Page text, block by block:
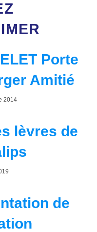
Porte
Amitié
2014
lèvres de
de